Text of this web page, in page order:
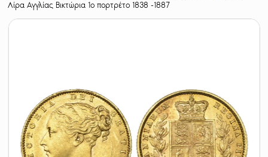
Λίρα Αγγλίας Βικτώρια 1o πορτρέτο 1838 -1887